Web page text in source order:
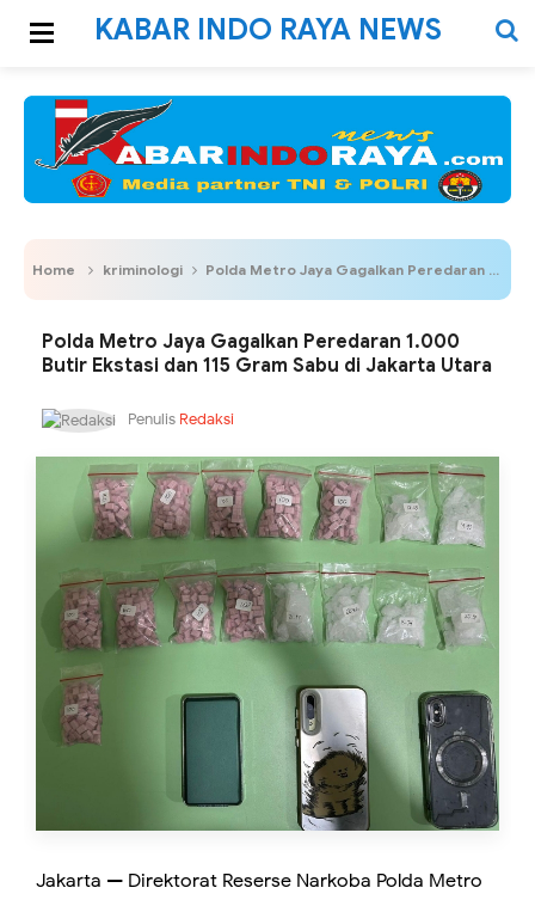
KABAR INDO RAYA NEWS
Home kriminologi Polda Metro Jaya Gagalkan Peredaran 1.000 Butir Ekstasi dan 115 Gram Sabu di Jakarta Utara
Polda Metro Jaya Gagalkan Peredaran 1.000
Butir Ekstasi dan 115 Gram Sabu di Jakarta Utara
Penulis Redaksi
Jakarta — Direktorat Reserse Narkoba Polda Metro